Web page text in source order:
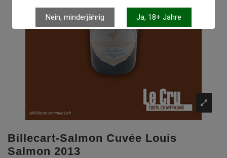
Nein, minderjährig Ja, 18+ Jahre
Billecart-Salmon Cuvée Louis
Salmon 2013